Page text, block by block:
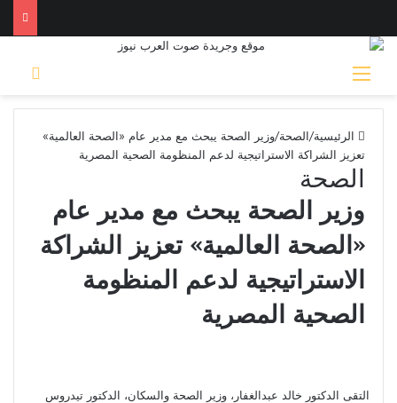
القائمة
الرئيسية/الصحة/وزير الصحة يبحث مع مدير عام «الصحة العالمية»
تعزيز الشراكة الاستراتيجية لدعم المنظومة الصحية المصرية
الصحة
وزير الصحة يبحث مع مدير عام
«الصحة العالمية» تعزيز الشراكة
الاستراتيجية لدعم المنظومة
الصحية المصرية
التقى الدكتور خالد عبدالغفار، وزير الصحة والسكان، الدكتور تيدروس